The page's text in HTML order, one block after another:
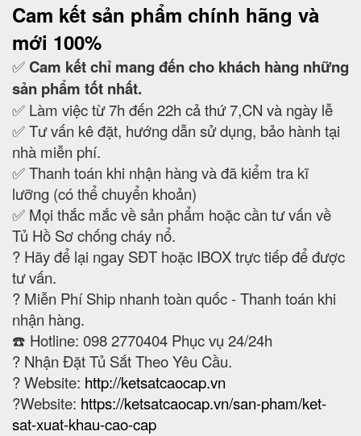
Cam kết sản phẩm chính hãng và
mới 100%
✅ Cam kếtchỉ mang đến cho khách hàng những
sản phẩm tốt nhất.
✅ Làm việc từ 7h đến 22h cả thứ 7,CN và ngày lễ
✅ Tư vấn kê đặt, hướng dẫn sử dụng, bảo hành tại
nhà miễn phí.
✅ Thanh toán khi nhận hàng và đã kiểm tra kĩ
lưỡng (có thể chuyển khoản)
✅ Mọi thắc mắc về sản phẩm hoặc cần tư vấn về
Tủ Hồ Sơ chống cháy nổ.
? Hãy để lại ngay SĐT hoặc IBOX trực tiếp để được
tư vấn.
? Miễn Phí Ship nhanh toàn quốc - Thanh toán khi
nhận hàng.
☎️ Hotline: 098 2770404 Phục vụ 24/24h
? Nhận Đặt Tủ Sắt Theo Yêu Cầu.
? Website: http://ketsatcaocap.vn
?Website: https://ketsatcaocap.vn/san-pham/ket-
sat-xuat-khau-cao-cap